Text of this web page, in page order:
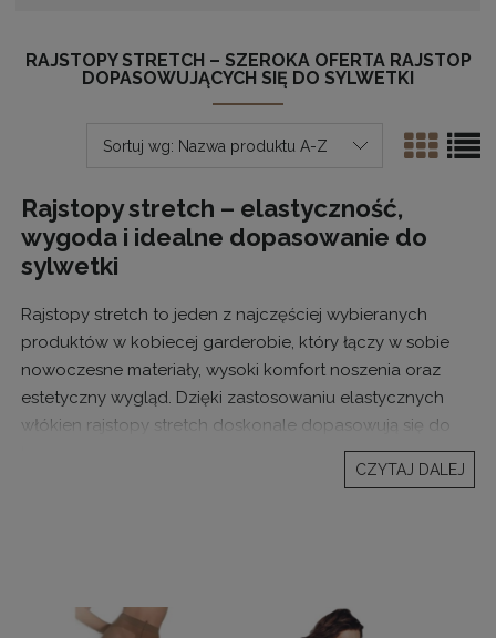
RAJSTOPY STRETCH – SZEROKA OFERTA RAJSTOP
DOPASOWUJĄCYCH SIĘ DO SYLWETKI
Sortuj wg: Nazwa produktu A-Z
Rajstopy stretch – elastyczność,
wygoda i idealne dopasowanie do
sylwetki
Rajstopy stretch to jeden z najczęściej wybieranych
produktów w kobiecej garderobie, który łączy w sobie
nowoczesne materiały, wysoki komfort noszenia oraz
estetyczny wygląd. Dzięki zastosowaniu elastycznych
włókien rajstopy stretch doskonale dopasowują się do
kształtu nóg, zapewniając swobodę ruchów i wygodę
przez cały dzień. To idealne rozwiązanie dla kobiet, które
Materiał stretch charakteryzuje się dużą rozciągliwością i
CZYTAJ DALEJ